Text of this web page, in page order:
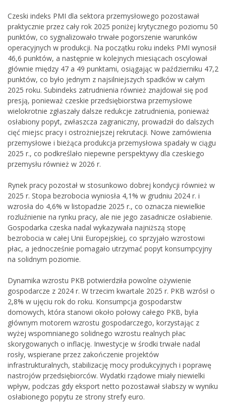
Czeski indeks PMI dla sektora przemysłowego pozostawał
praktycznie przez cały rok 2025 poniżej krytycznego poziomu 50
punktów, co sygnalizowało trwałe pogorszenie warunków
operacyjnych w produkcji. Na początku roku indeks PMI wynosił
46,6 punktów, a następnie w kolejnych miesiącach oscylował
głównie między 47 a 49 punktami, osiągając w październiku 47,2
punktów, co było jednym z najsilniejszych spadków w całym
2025 roku. Subindeks zatrudnienia również znajdował się pod
presją, ponieważ czeskie przedsiębiorstwa przemysłowe
wielokrotnie zgłaszały dalsze redukcje zatrudnienia, ponieważ
osłabiony popyt, zwłaszcza zagraniczny, prowadził do dalszych
cięć miejsc pracy i ostrożniejszej rekrutacji. Nowe zamówienia
przemysłowe i bieżąca produkcja przemysłowa spadały w ciągu
2025 r., co podkreślało niepewne perspektywy dla czeskiego
przemysłu również w 2026 r.
Rynek pracy pozostał w stosunkowo dobrej kondycji również w
2025 r. Stopa bezrobocia wyniosła 4,1% w grudniu 2024 r. i
wzrosła do 4,6% w listopadzie 2025 r., co oznacza niewielkie
rozluźnienie na rynku pracy, ale nie jego zasadnicze osłabienie.
Gospodarka czeska nadal wykazywała najniższą stopę
bezrobocia w całej Unii Europejskiej, co sprzyjało wzrostowi
płac, a jednocześnie pomagało utrzymać popyt konsumpcyjny
na solidnym poziomie.
Dynamika wzrostu PKB potwierdziła powolne ożywienie
gospodarcze z 2024 r. W trzecim kwartale 2025 r. PKB wzrósł o
2,8% w ujęciu rok do roku. Konsumpcja gospodarstw
domowych, która stanowi około połowy całego PKB, była
głównym motorem wzrostu gospodarczego, korzystając z
wyżej wspomnianego solidnego wzrostu realnych płac
skorygowanych o inflację. Inwestycje w środki trwałe nadal
rosły, wspierane przez zakończenie projektów
infrastrukturalnych, stabilizację mocy produkcyjnych i poprawę
nastrojów przedsiębiorców. Wydatki rządowe miały niewielki
wpływ, podczas gdy eksport netto pozostawał słabszy w wyniku
osłabionego popytu ze strony strefy euro.